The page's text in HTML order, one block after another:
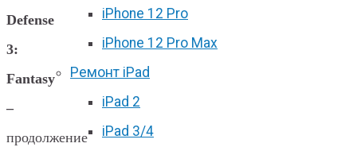
iPhone 12 Pro
iPhone 12 Pro Max
Ремонт iPad
iPad 2
iPad 3/4
Defense
3:
Fantasy
–
продолжение